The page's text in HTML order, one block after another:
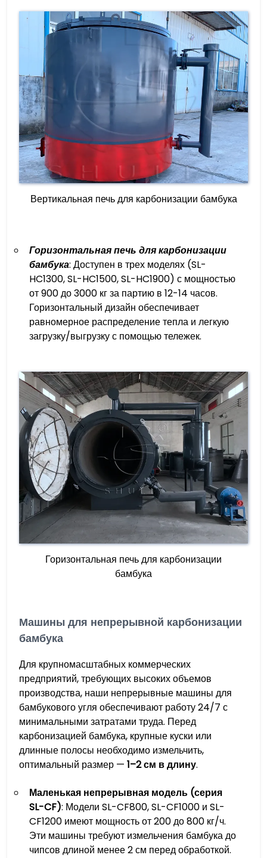
Вертикальная печь для карбонизации бамбука
Горизонтальная печь для карбонизации
бамбука: Доступен в трех моделях (SL-
HC1300, SL-HC1500, SL-HC1900) с мощностью
от 900 до 3000 кг за партию в 12-14 часов.
Горизонтальный дизайн обеспечивает
равномерное распределение тепла и легкую
загрузку/выгрузку с помощью тележек.
Горизонтальная печь для карбонизации
бамбука
Машины для непрерывной карбонизации
бамбука
Для крупномасштабных коммерческих
предприятий, требующих высоких объемов
производства, наши непрерывные машины для
бамбукового угля обеспечивают работу 24/7 с
минимальными затратами труда. Перед
карбонизацией бамбука, крупные куски или
длинные полосы необходимо измельчить,
оптимальный размер — 1–2 см в длину.
Маленькая непрерывная модель (серия
SL-CF): Модели SL-CF800, SL-CF1000 и SL-
CF1200 имеют мощность от 200 до 800 кг/ч.
Эти машины требуют измельчения бамбука до
чипсов длиной менее 2 см перед обработкой.